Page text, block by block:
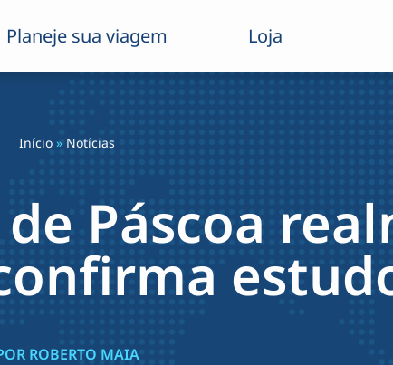
Planeje sua viagem Loja
Início » Notícias
Páscoa
ROBERTO MAIA